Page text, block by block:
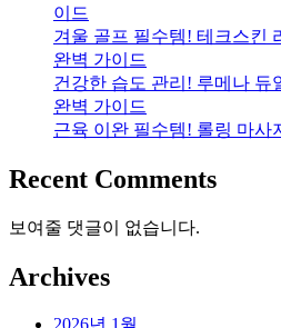
이드
겨울 골프 필수템! 테크스킨
완벽 가이드
건강한 습도 관리! 루메나 듀
완벽 가이드
근육 이완 필수템! 롤링 마사
Recent Comments
보여줄 댓글이 없습니다.
Archives